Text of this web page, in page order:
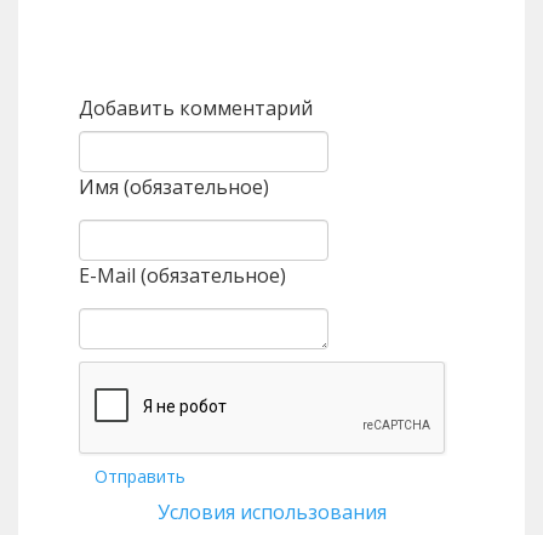
Добавить комментарий
Имя (обязательное)
E-Mail (обязательное)
Отправить
Условия использования